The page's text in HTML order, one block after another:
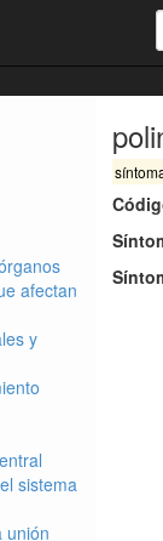
afectan
y
sistema
unión